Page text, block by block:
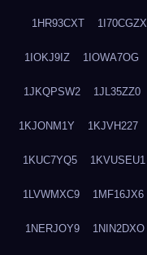
1HR93CXT 1I70CGZX
1IOKJ9IZ 1IOWA7OG
1JKQPSW2 1JL35ZZ0
1KJONM1Y 1KJVH227
1KUC7YQ5 1KVUSEU1
1LVWMXC9 1MF16JX6
1NERJOY9 1NIN2DXO